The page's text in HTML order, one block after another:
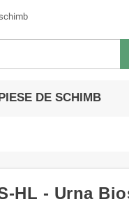
DE SCHIMB
HL - Urna